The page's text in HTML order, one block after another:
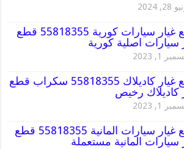
2024
قطع غيار سيارات كورية 55818355 قطع
سيارات اصلية كورية
1, 2023
قطع غيار كاديلاك 55818355 سكراب قطع
كاديلاك رخيص
1, 2023
قطع غيار سيارات المانية 55818355 قطع
سيارات المانية مستعملة